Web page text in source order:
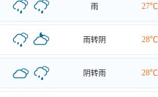
雨 27℃
雨转阴 28℃
阴转雨 28℃